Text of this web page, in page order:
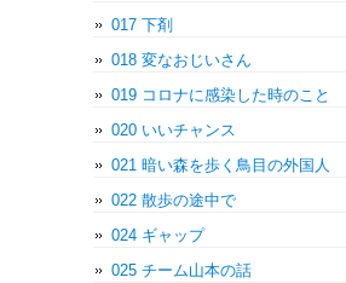
017 下剤
018 変なおじいさん
019 コロナに感染した時のこと
020 いいチャンス
021 暗い森を歩く鳥目の外国人
022 散歩の途中で
024 ギャップ
025 チーム山本の話